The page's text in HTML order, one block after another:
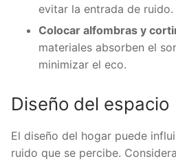
evitar la entrada de ruido.
Colocar alfombras y
materiales absorben el
minimizar el eco.
Diseño del espacio
El diseño del hogar puede
ruido que se percibe.